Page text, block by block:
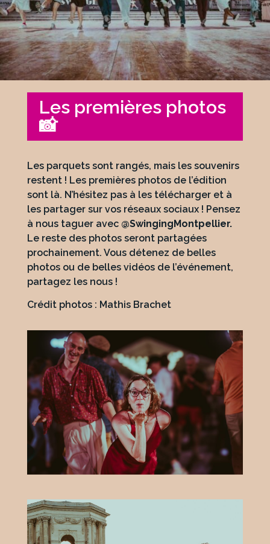
Les premières photos
📸
Les parquets sont rangés, mais les souvenirs
restent ! Les premières photos de l’édition
sont là. N’hésitez pas à les télécharger et à
les partager sur vos réseaux sociaux ! Pensez
à nous taguer avec @SwingingMontpellier.
Le reste des photos seront partagées
prochainement. Vous détenez de belles
photos ou de belles vidéos de l’événement,
partagez les nous !
Crédit photos : Mathis Brachet